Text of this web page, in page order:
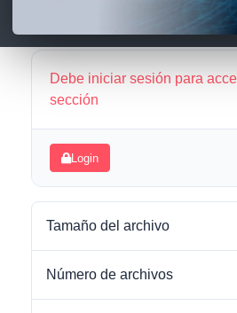
Debe iniciar sesión para
sección
Login
Tamaño del archivo
Número de archivos